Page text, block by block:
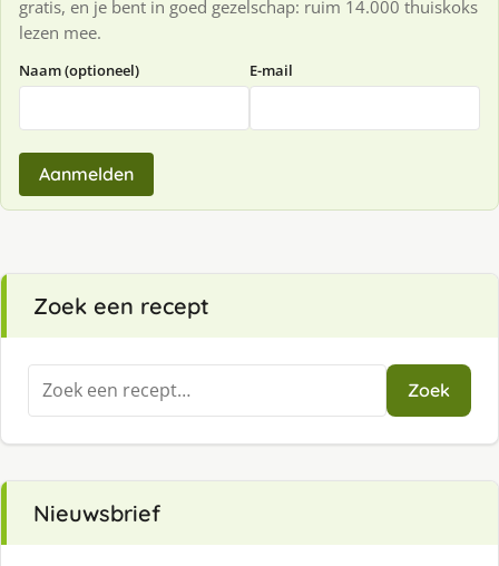
gratis, en je bent in goed gezelschap: ruim 14.000 thuiskoks
lezen mee.
Naam (optioneel) E-mail
Aanmelden
Zoek een recept
Zoeken
naar:
Zoek
Nieuwsbrief